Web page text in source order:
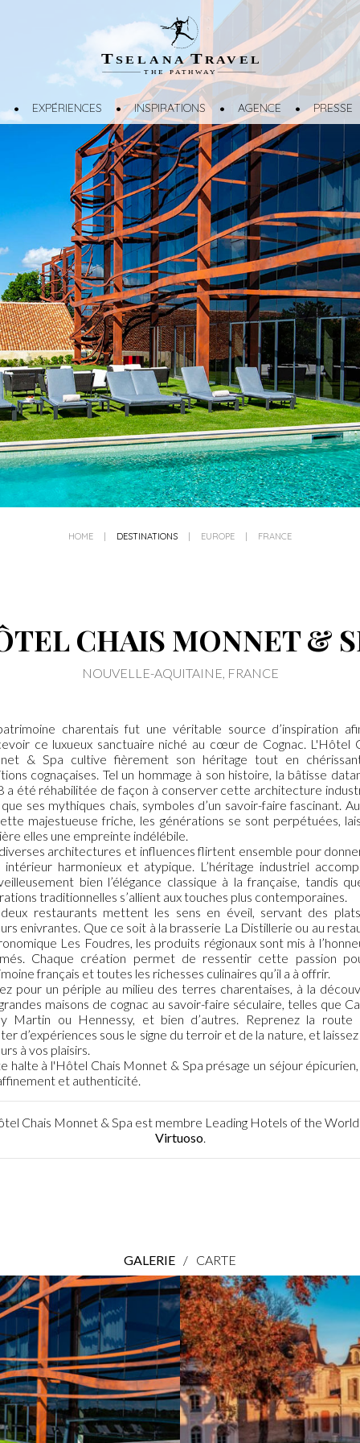
TSELANA T RAVEL
THE P A TH W A Y
EXPÉRIENCES INSPIRATIONS AGENCE PRESSE
HOME DESTINATIONS EUROPE FRANCE
CHAIS MONNET &
NOUVELLE-AQUITAINE, FRANCE
charentais fut une véritable source d’inspiration
ce luxueux sanctuaire niché au cœur de Cognac. L'Hôtel
& Spa cultive fièrement son héritage tout en
cognaçaises. Tel un hommage à son histoire, la bâtisse
a été réhabilitée de façon à conserver cette architecture
que ses mythiques chais, symboles d’un savoir-faire fascinant.
majestueuse friche, les générations se sont perpétuées,
elles une empreinte indélébile.
architectures et influences flirtent ensemble pour
intérieur harmonieux et atypique. L’héritage industriel
bien l’élégance classique à la française, tandis
traditionnelles s’allient aux touches plus contemporaines.
restaurants mettent les sens en éveil, servant des
enivrantes. Que ce soit à la brasserie La Distillerie ou au
Les Foudres, les produits régionaux sont mis à
Chaque création permet de ressentir cette passion
français et toutes les richesses culinaires qu’il a à offrir.
pour un périple au milieu des terres charentaises, à la
maisons de cognac au savoir-faire séculaire, telles que
Martin ou Hennessy, et bien d’autres. Reprenez la route
d’expériences sous le signe du terroir et de la nature, et
à vos plaisirs.
halte à l'Hôtel Chais Monnet & Spa présage un séjour
et authenticité.
Chais Monnet & Spa est membre Leading Hotels of the
Virtuoso.
GALERIE / CARTE